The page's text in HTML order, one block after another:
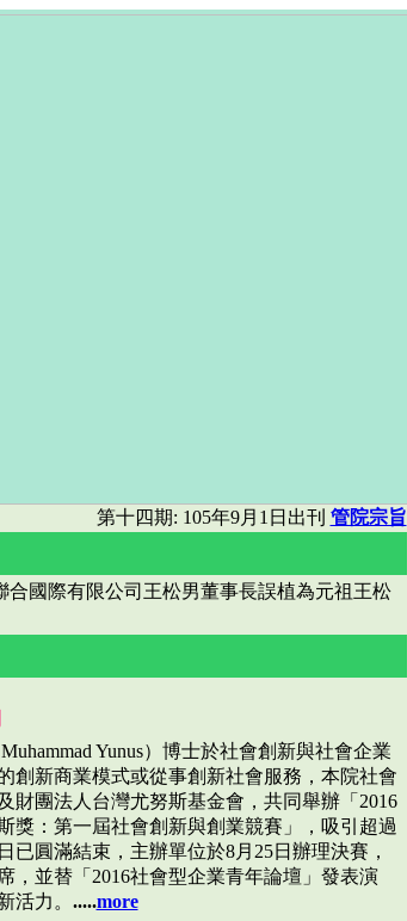
第十四期: 105年9月1日出刊 管院宗旨
國際有限公司王松男董事長誤植為元祖王松
Yunus）博士於社會創新與社會企業
創新商業模式或從事創新社會服務，本院社會
財團法人台灣尤努斯基金會，共同舉辦「2016
獎：第一屆社會創新與創業競賽」，吸引超過
圓滿結束，主辦單位於8月25日辦理決賽，
，並替「2016社會型企業青年論壇」發表演
活力。 .....more